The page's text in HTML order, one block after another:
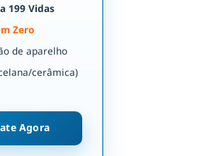
199 Vidas
Zero
de aparelho
cerâmica)
Agora